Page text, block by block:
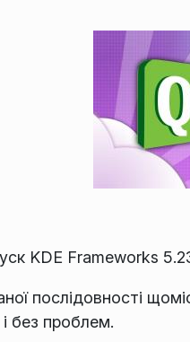
KDE Frameworks
послідовності
без проблем.